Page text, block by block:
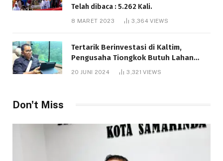
Telah dibaca : 5.262 Kali.
8 MARET 2023 3,364VIEWS
Tertarik Berinvestasi di Kaltim,
Pengusaha Tiongkok Butuh Lahan
1.000 Hektare
20 JUNI 2024 3,321VIEWS
Don't Miss